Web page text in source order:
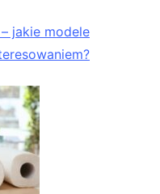
jakie modele